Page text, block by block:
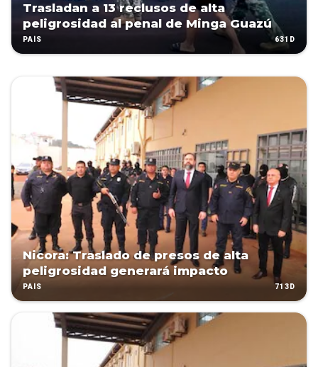
Trasladan a 13 reclusos de alta
peligrosidad al penal de Minga Guazú
PAÍS 631D
Nicora: Traslado de presos de alta
peligrosidad generará impacto
PAÍS 713D